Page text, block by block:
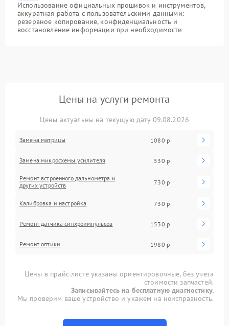
Использование официальных прошивок и инструментов,
аккуратная работа с пользовательскими данными:
резервное копирование, конфиденциальность и
восстановление информации при необходимости
Цены на услуги ремонта
Цены актуальны на текущую дату 09.08.2026
Замена матрицы 1080 р
Замена микросхемы усилителя 530 р
Ремонт встроенного дальнометра и
других устройств
730 р
Калибровка и настройка 730 р
Ремонт датчика синхроимпульсов 1530 р
Ремонт оптики 1980 р
Цены в прайс-листе указаны ориентировочные, без учета
стоимости запчастей.
Записывайтесь на бесплатную диагностику.
Мы проверим ваше устройство и укажем на неисправность.